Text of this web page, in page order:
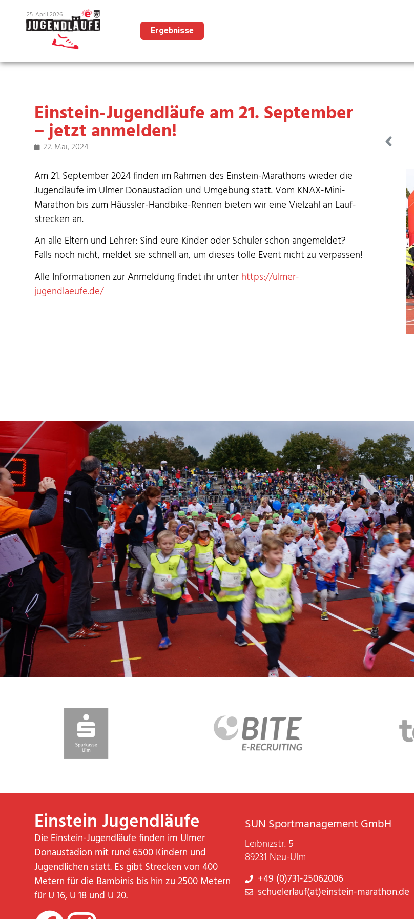
25. April 2026
Ergebnisse
Einstein-Jugendläufe am 21. September
– jetzt anmelden!
22. Mai, 2024
Am 21. Sep­tem­ber 2024 find­en im Rah­men des Ein­stein-Marathons wieder die
Jugendläufe im Ulmer Donaus­ta­dion und Umge­bung statt. Vom KNAX-Mini-
Marathon bis zum Häus­sler-Hand­bike-Ren­nen bieten wir eine Vielzahl an Lauf­
streck­en an.
An alle Eltern und Lehrer: Sind eure Kinder oder Schüler schon angemeldet?
Falls noch nicht, meldet sie schnell an, um dieses tolle Event nicht zu ver­passen!
Alle Infor­ma­tio­nen zur Anmel­dung find­et ihr unter https://ulmer-
jugendlaeufe.de/
Einstein Jugendläufe
Die Einstein-Jugendläufe finden im Ulmer
Donaustadion mit rund 6500 Kindern und
Jugendlichen statt. Es gibt Strecken von 400
Metern für die Bambinis bis hin zu 2500 Metern
für U 16, U 18 und U 20.
SUN Sportmanagement GmbH
Leibnizstr. 5
89231 Neu-Ulm
+49 (0)731-25062006
schuelerlauf(at)einstein-marathon.de